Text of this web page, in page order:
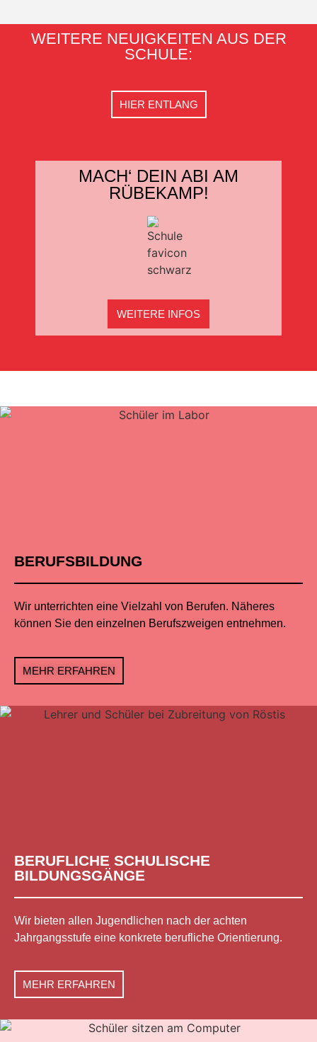
WEITERE NEUIGKEITEN AUS DER
SCHULE:
HIER ENTLANG
MACH‘ DEIN ABI AM
RÜBEKAMP!
WEITERE INFOS
BERUFSBILDUNG
Wir unterrichten eine Vielzahl von Berufen. Näheres
können Sie den einzelnen Berufszweigen entnehmen.
MEHR ERFAHREN
BERUFLICHE SCHULISCHE
BILDUNGSGÄNGE
Wir bieten allen Jugendlichen nach der achten
Jahrgangsstufe eine konkrete berufliche Orientierung.
MEHR ERFAHREN